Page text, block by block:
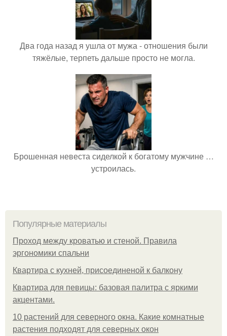
Два года назад я ушла от мужа - отношения были
тяжёлые, терпеть дальше просто не могла.
Брошенная невеста сиделкой к богатому мужчине …
устроилась.
Популярные материалы
Проход между кроватью и стеной. Правила
эргономики спальни
Квартира с кухней, присоединеной к балкону
Квартира для певицы: базовая палитра с яркими
акцентами.
10 растений для северного окна. Какие комнатные
растения подходят для северных окон